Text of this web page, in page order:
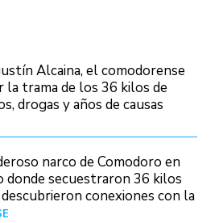
Alcaina, el comodorense
la trama de los 36 kilos de
drogas y años de causas
narco de Comodoro en
donde secuestraron 36 kilos
conexiones con la